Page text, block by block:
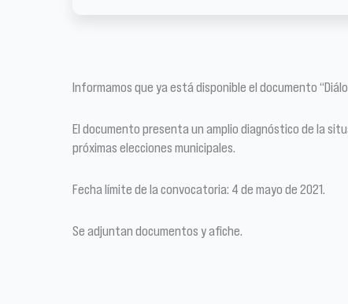
Informamos que ya está disponible el documento
El documento presenta un amplio diagnóstico de la
próximas elecciones municipales.
Fecha límite de la convocatoria: 4 de mayo de 2021.
Se adjuntan documentos y afiche.